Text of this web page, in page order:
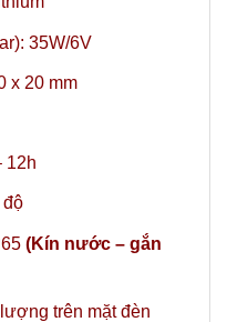
35W/6V
x 20 mm
12h
độ
(Kín nước – gắn
trên mặt đèn